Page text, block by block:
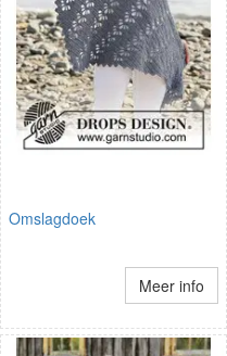
Omslagdoek
Meer info